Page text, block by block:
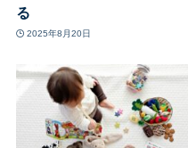
る
2025年8月20日